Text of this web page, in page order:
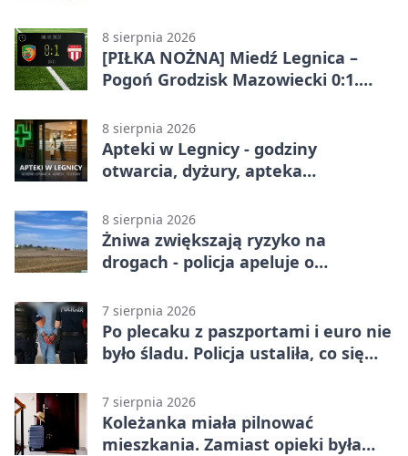
8 sierpnia 2026
[PIŁKA NOŻNA] Miedź Legnica –
Pogoń Grodzisk Mazowiecki 0:1.
meczu w Legnicy
8 sierpnia 2026
Apteki w Legnicy - godziny
otwarcia, dyżury, apteka
8 sierpnia 2026
Żniwa zwiększają ryzyko na
drogach - policja apeluje o
7 sierpnia 2026
Po plecaku z paszportami i euro nie
było śladu. Policja ustaliła, co się
7 sierpnia 2026
Koleżanka miała pilnować
mieszkania. Zamiast opieki była